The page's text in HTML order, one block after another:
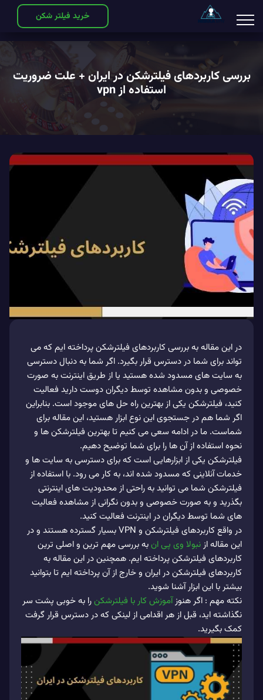
خرید فیلتر شکن
بررسی کاربردهای فیلترشکن در ایران + علت ضروریت
استفاده از vpn
در این مقاله به بررسی کاربردهای فیلترشکن پرداخته ایم که می
تواند برای شما در دسترس قرار بگیرد. اگر شما به دنبال دسترسی
به سایت های مسدود شده هستید یا از طریق اینترنت به صورت
خصوصی و بدون مشاهده توسط دیگران دوست دارید فعالیت
کنید، فیلترشکن یکی از بهترین راه حل های موجود است. بنابراین
اگر شما هم در جستجوی این نوع ابزار هستید، این مقاله برای
شماست. ما در ادامه سعی می کنیم تا بهترین فیلترشکن ها و
نحوه استفاده از آن ها را برای شما توضیح دهیم.
فیلترشکن یکی از ابزارهایی است که برای دسترسی به سایت ها و
خدمات آنلاینی که مسدود شده اند، به کار می رود. با استفاده از
فیلترشکن شما می توانید به راحتی از محدودیت های اینترنتی
بگذرید و به صورت خصوصی و بدون نگرانی از مشاهده فعالیت
های شما توسط دیگران در اینترنت فعالیت کنید.
در واقع کاربردهای فیلترشکن و VPN بسیار گسترده هستند و در
این مقاله ازنبولا وی پی انبه بررسی مهم ترین و اصلی ترین
کاربردهای فیلترشکن پرداخته ایم. همچنین در این مقاله به
کاربردهای فیلترشکن در ایران و خارج از آن پرداخته ایم تا بتوانید
بیشتر با این ابزار آشنا شوید.
نکته مهم : اگر هنوزآموزش کار با فیلترشکنرا به خوبی پشت سر
نگذاشته اید، قبل از هر اقدامی از لینکی که در دسترس قرار گرفت
کمک بگیرید.